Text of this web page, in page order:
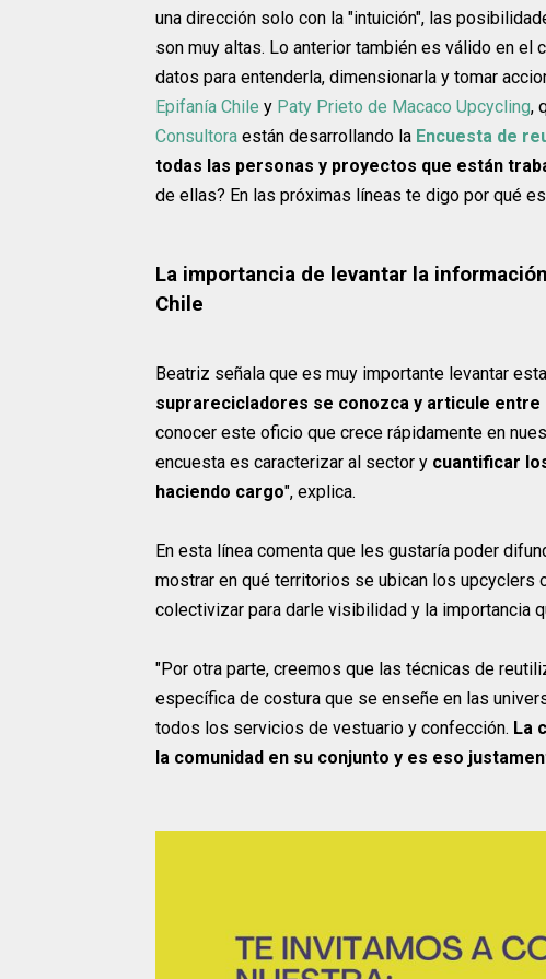
una dirección solo con la "intuición", las
son muy altas. Lo anterior también es válido en el
datos para entenderla, dimensionarla y tomar
Epifanía Chile y Paty Prieto de Macaco Upcycling,
Consultora están desarrollando la Encuesta de
todas las personas y proyectos que están
de ellas? En las próximas líneas te digo por qué
La importancia de levantar la
Chile
Beatriz señala que es muy importante levantar
suprarecicladores se conozca y articule entre
conocer este oficio que crece rápidamente en
encuesta es caracterizar al sector y cuantificar
haciendo cargo", explica.
En esta línea comenta que les gustaría poder
mostrar en qué territorios se ubican los upcyclers
colectivizar para darle visibilidad y la importancia
"Por otra parte, creemos que las técnicas de
específica de costura que se enseñe en las
todos los servicios de vestuario y confección. La
la comunidad en su conjunto y es eso